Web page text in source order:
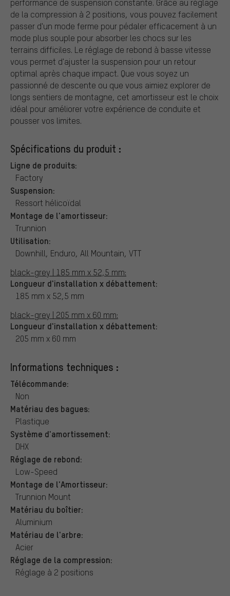
performance de suspension constante. Grâce au réglage
de la compression à 2 positions, vous pouvez facilement
passer d'un mode ferme pour pédaler efficacement à un
mode plus souple pour absorber les chocs sur les
terrains difficiles. Le réglage de rebond à basse vitesse
vous permet d'ajuster la suspension pour un retour
optimal après chaque impact. Que vous soyez un
passionné de descente ou que vous aimiez explorer de
longs sentiers de montagne, cet amortisseur est le choix
idéal pour améliorer votre expérience de conduite et
pousser vos limites.
Spécifications du produit :
Ligne de produits:
Factory
Suspension:
Ressort hélicoïdal
Montage de l'amortisseur:
Trunnion
Utilisation:
Downhill, Enduro, All Mountain, VTT
black-grey | 185 mm x 52,5 mm:
Longueur d'installation x débattement:
185 mm x 52,5 mm
black-grey | 205 mm x 60 mm:
Longueur d'installation x débattement:
205 mm x 60 mm
Informations techniques :
Télécommande:
Non
Matériau des bagues:
Plastique
Système d'amortissement:
DHX
Réglage de rebond:
Low-Speed
Montage de l'Amortisseur:
Trunnion Mount
Matériau du boîtier:
Aluminium
Matériau de l'arbre:
Acier
Réglage de la compression:
Réglage à 2 positions